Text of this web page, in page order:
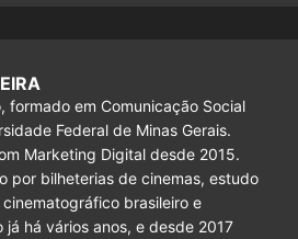
formado em Comunicação Social
Federal de Minas Gerais.
Marketing Digital desde 2015.
por bilheterias de cinemas, estudo
brasileiro e
já há vários anos, e desde 2017